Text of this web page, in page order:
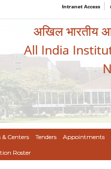
Intranet Access
अखिल भारतीय
All India
Centers Tenders Appointments
Roster